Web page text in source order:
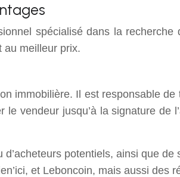
spécialisé dans la recherche
au meilleur prix.
immobilière. Il est responsable
vendeur jusqu’à la signature de
d’acheteurs potentiels, ainsi que
et Leboncoin, mais aussi des